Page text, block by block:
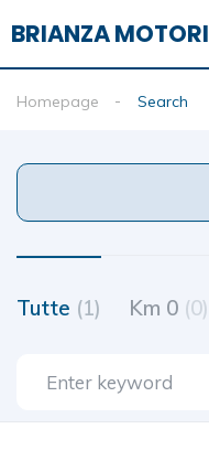
BRIANZA MOTORI
Homepage Search
Tutte (1) Km 0 (0)